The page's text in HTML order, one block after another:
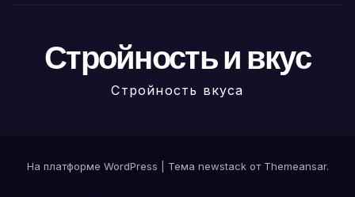
Стройность и вкус
Стройность вкуса
На платформе WordPress Тема newstack от Themeansar.